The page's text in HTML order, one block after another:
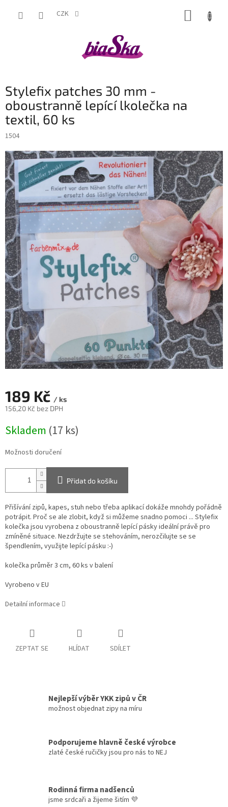
CZK
Stylefix patches 30 mm -
oboustranně lepící lkolečka na
textil, 60 ks
1504
189 Kč / ks
156,20 Kč bez DPH
cena:
Skladem (17 ks)
Možnosti doručení
Přidat do košíku
Přišívání zipů, kapes, stuh nebo třeba aplikací dokáže mnohdy pořádně
potrápit. Proč se ale zlobit, když si můžeme snadno pomoci ... Stylefix
kolečka jsou vyrobena z oboustranně lepící pásky ideální právě pro
zmíněné situace. Nezdržujte se stehováním, nerozčilujte se se
špendlením, využijte lepící pásku :-)
kolečka průměr 3 cm, 60 ks v balení
Vyrobeno v EU
Detailní informace
ZEPTAT SE HLÍDAT SDÍLET
Nejlepší výběr YKK zipů v ČR
možnost objednat zipy na míru
Podporujeme hlavně české výrobce
zlaté české ručičky jsou pro nás to NEJ
Rodinná firma nadšenců
jsme srdcaři a žijeme šitím 💜